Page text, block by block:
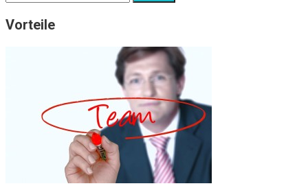
Vorteile